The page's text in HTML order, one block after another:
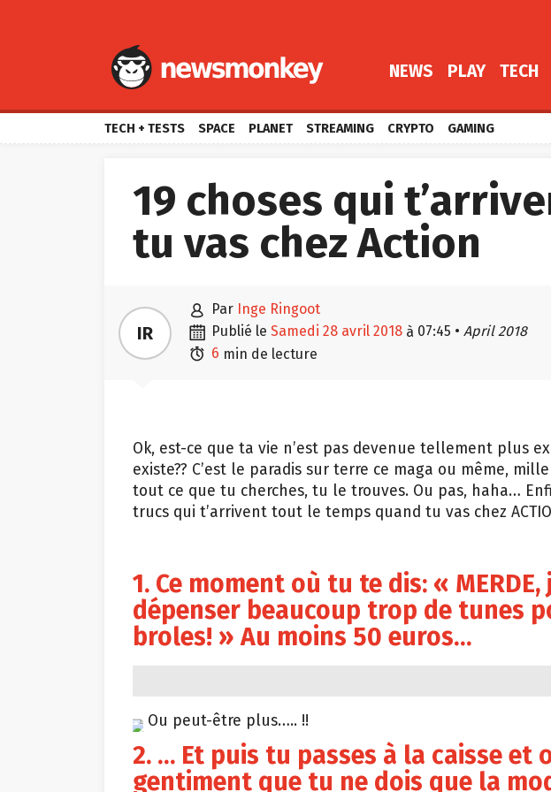
NEWS PLAY TECH
TECH + TESTS SPACE PLANET STREAMING CRYPTO GAMING
19 choses qui
tu vas chez Action
IR
 par Inge Ringoot
 publié le samedi 28 avril 2018 à 07:45 • April 2018
 6 min de lecture
Ok, est-ce que ta vie n’est pas devenue tellement plus
existe?? C’est le paradis sur terre ce maga ou même,
tout ce que tu cherches, tu le trouves. Ou pas, haha…
trucs qui t’arrivent tout le temps quand tu vas chez
1. Ce moment où tu te dis: «
dépenser beaucoup trop de tunes
broles! » Au moins 50 euros…
Ou peut-être plus….. !!
2. … Et puis tu passes à la caisse et
gentiment que tu ne dois que la